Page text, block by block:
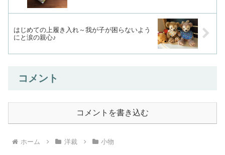
はじめての上履き入れ～我が子が困らないよう
にと涙の親心♪
コメント
コメントを書き込む
ホーム 洋裁 小物